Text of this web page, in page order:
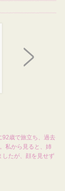
92歳で旅立ち、過去
私から見ると、姉
したが、顔を見せず